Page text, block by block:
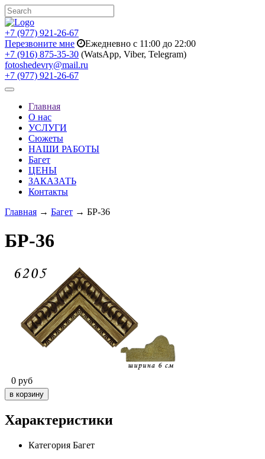
+7 (977) 921-26-67
Перезвоните мне
Ежедневно с 11:00 до 22:00
+7 (916) 875-35-30 (WatsApp, Viber, Telegram)
fotoshedevry@mail.ru
+7 (977) 921-26-67
Toggle
navigationГлавная
О нас
УСЛУГИ
Сюжеты
НАШИ РАБОТЫ
Багет
ЦЕНЫ
ЗАКАЗАТЬ
Контакты
Главная → Багет → БР-36
БР-36
0 руб
Характеристики
Категория Багет